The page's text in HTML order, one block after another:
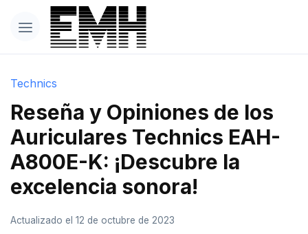
Technics
Reseña y Opiniones de los
Auriculares Technics EAH-
A800E-K: ¡Descubre la
excelencia sonora!
Actualizado el 12 de octubre de 2023